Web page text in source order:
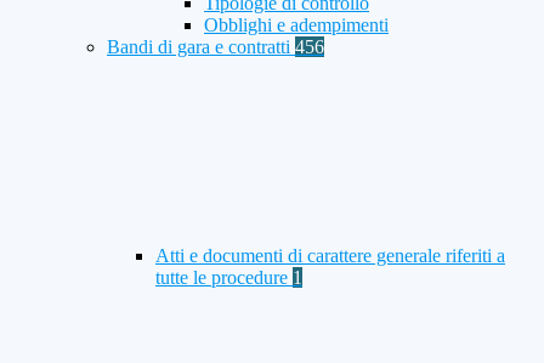
Obblighi e adempimenti
Bandi di gara e contratti 456
Atti e documenti di carattere generale riferiti a
tutte le procedure 1